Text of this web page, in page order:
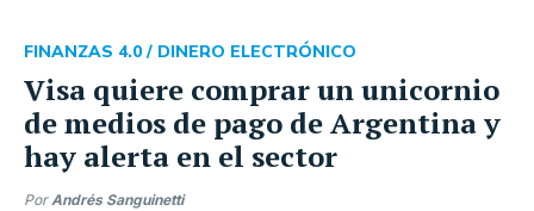
Visa quiere comprar un unicornio
de medios de pago de Argentina y
hay alerta en el sector
FINANZAS 4.0 / DINERO ELECTRÓNICO
PorAndrés Sanguinetti